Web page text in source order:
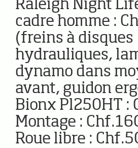
Raleigh Night
cadre homme :
(freins à disques
hydrauliques,
dynamo dans
avant, guidon
Bionx Pl250HT :
Montage :
Roue libre :